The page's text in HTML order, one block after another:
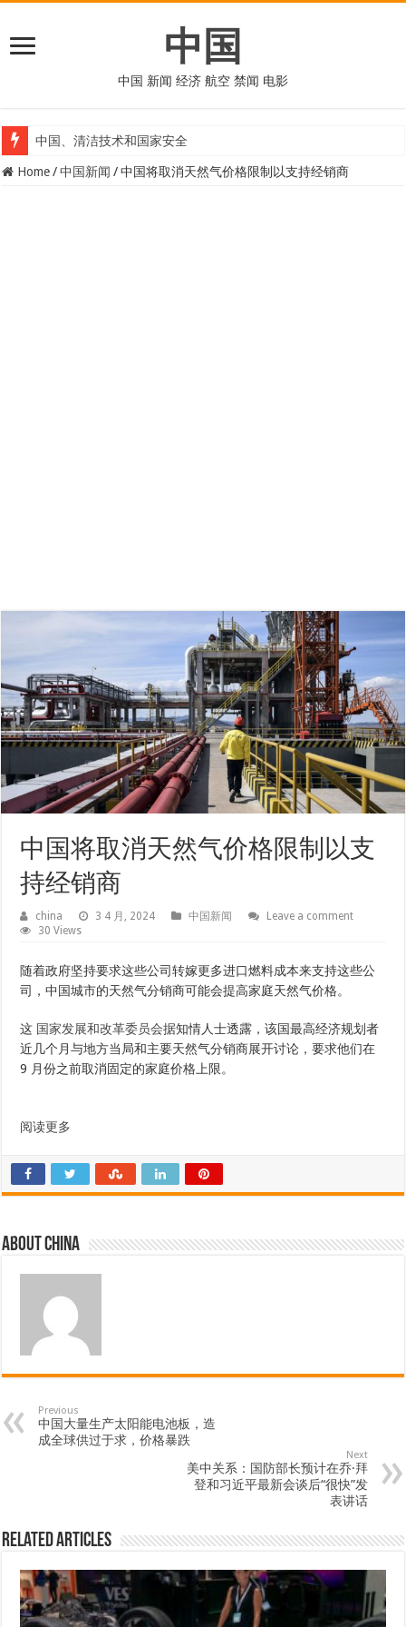
中国
中国 新闻 经济 航空 禁闻 电影
中国、清洁技术和国家安全
Home / 中国新闻 / 中国将取消天然气价格限制以支持经销商
中国将取消天然气价格限制以支
持经销商
china 3 4 月, 2024 中国新闻
Leave a comment
30 Views
随着政府坚持要求这些公司转嫁更多进口燃料成本来支持这些公
司，中国城市的天然气分销商可能会提高家庭天然气价格。
这 国家发展和改革委员会据知情人士透露，该国最高经济规划者
近几个月与地方当局和主要天然气分销商展开讨论，要求他们在
9 月份之前取消固定的家庭价格上限。
阅读更多
About china
Previous
中国大量生产太阳能电池板，造
成全球供过于求，价格暴跌
Next
美中关系：国防部长预计在乔·拜
登和习近平最新会谈后“很快”发
表讲话
Related Articles